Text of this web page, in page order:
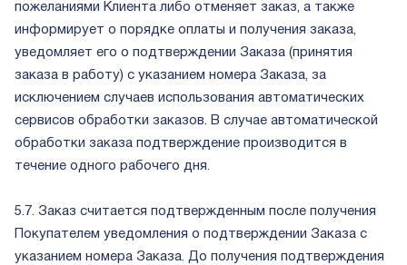
пожеланиями Клиента либо отменяет заказ, а также
информирует о порядке оплаты и получения заказа,
уведомляет его о подтверждении Заказа (принятия
заказа в работу) с указанием номера Заказа, за
исключением случаев использования автоматических
сервисов обработки заказов. В случае автоматической
обработки заказа подтверждение производится в
течение одного рабочего дня.
5.7. Заказ считается подтвержденным после получения
Покупателем уведомления о подтверждении Заказа с
указанием номера Заказа. До получения подтверждения